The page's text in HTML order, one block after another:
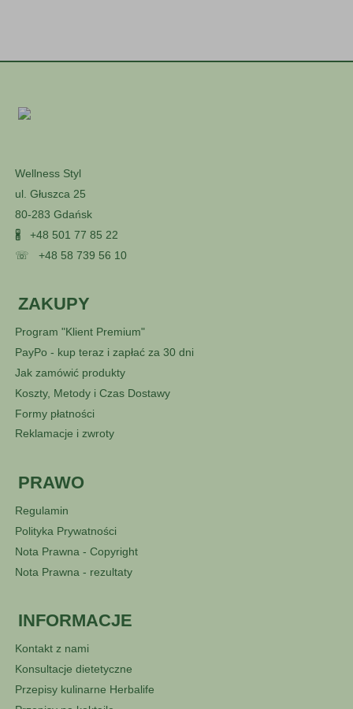
Wellness Styl
ul. Głuszca 25
80-283 Gdańsk
🖁 +48 501 77 85 22
☏ +48 58 739 56 10
ZAKUPY
Program "Klient Premium"
PayPo - kup teraz i zapłać za 30 dni
Jak zamówić produkty
Koszty, Metody i Czas Dostawy
Formy płatności
Reklamacje i zwroty
PRAWO
Regulamin
Polityka Prywatności
Nota Prawna - Copyright
Nota Prawna - rezultaty
INFORMACJE
Kontakt z nami
Konsultacje dietetyczne
Przepisy kulinarne Herbalife